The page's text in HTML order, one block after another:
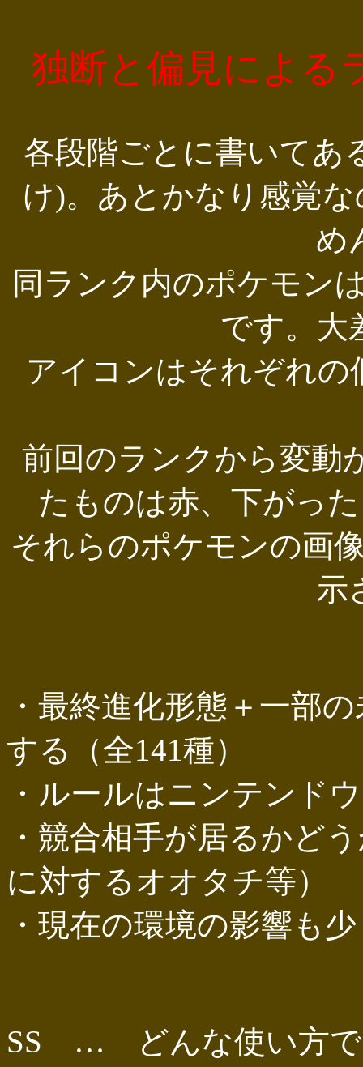
独断と偏見による
各段階ごとに書いてあ
け)。あとかなり感覚
め
同ランク内のポケモン
です。大
アイコンはそれぞれ
前回のランクから変動
たものは赤、下がっ
それらのポケモンの画
示
・最終進化形態＋一部
する（全141種）
・ルールはニンテンド
・競合相手が居るかど
に対するオオタチ等）
・現在の環境の影響も
SS … どんな使い方で